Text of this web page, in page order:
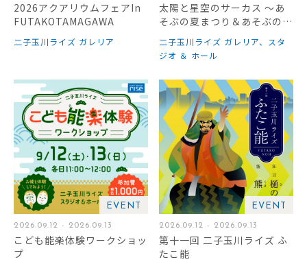
2026アクアリウムフェアIn
FUTAKOTAMAGAWA
二子玉川ライズ ガレリア
太陽と星空のサーカス ～あ
そぶの夏まつり＆あそぶの教
室～
二子玉川ライズ ガレリア、スタ
ジオ ＆ ホール
EVENT
2026.09.12 - 2026.09.13
こども能楽体験ワークショッ
プ
EVENT
2026.09.12 - 2026.09.13
第十一回 二子玉川ライズ ふ
たこ能